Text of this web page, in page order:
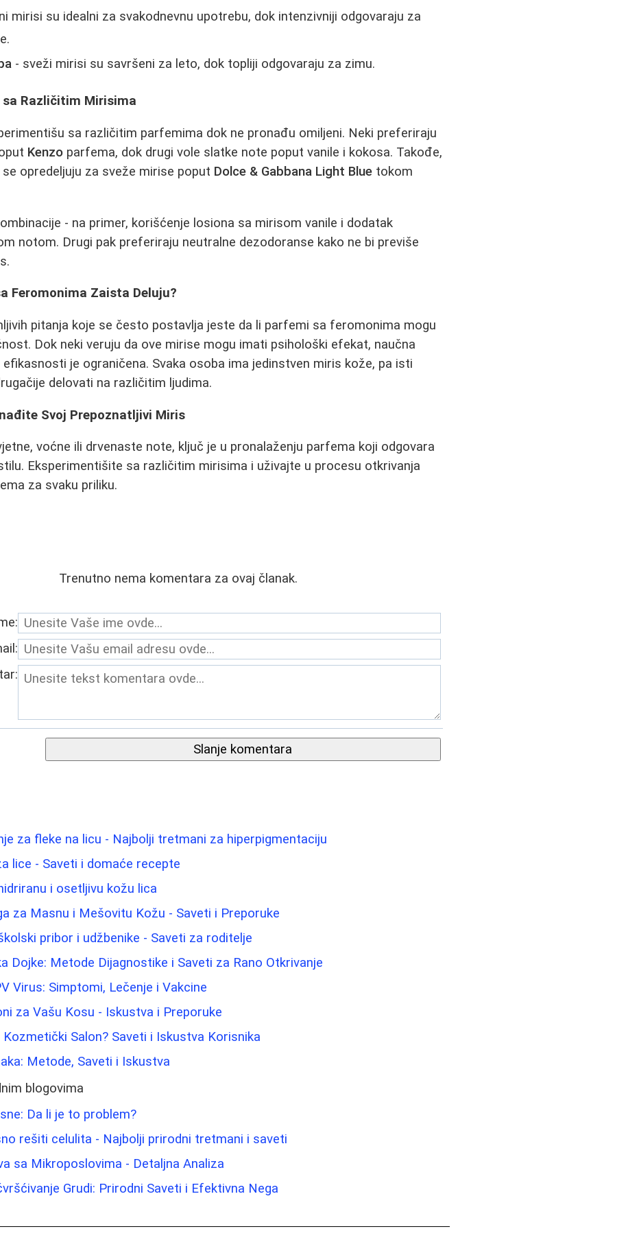
mirisi su idealni za svakodnevnu upotrebu, dok intenzivniji odgovaraju za
- sveži mirisi su savršeni za leto, dok topliji odgovaraju za zimu.
Različitim Mirisima
sa različitim parfemima dok ne pronađu omiljeni. Neki preferiraju
Kenzo parfema, dok drugi vole slatke note poput vanile i kokosa. Takođe,
opredeljuju za sveže mirise poput Dolce & Gabbana Light Blue tokom
- na primer, korišćenje losiona sa mirisom vanile i dodatak
notom. Drugi pak preferiraju neutralne dezodoranse kako ne bi previše
Feromonima Zaista Deluju?
pitanja koje se često postavlja jeste da li parfemi sa feromonima mogu
Dok neki veruju da ove mirise mogu imati psihološki efekat, naučna
je ograničena. Svaka osoba ima jedinstven miris kože, pa isti
delovati na različitim ljudima.
Svoj Prepoznatljivi Miris
voćne ili drvenaste note, ključ je u pronalaženju parfema koji odgovara
Eksperimentišite sa različitim mirisima i uživajte u procesu otkrivanja
za svaku priliku.
Trenutno nema komentara za ovaj članak.
Slanje komentara
za fleke na licu - Najbolji tretmani za hiperpigmentaciju
lice - Saveti i domaće recepte
i osetljivu kožu lica
za Masnu i Mešovitu Kožu - Saveti i Preporuke
pribor i udžbenike - Saveti za roditelje
Dojke: Metode Dijagnostike i Saveti za Rano Otkrivanje
Virus: Simptomi, Lečenje i Vakcine
za Vašu Kosu - Iskustva i Preporuke
Salon? Saveti i Iskustva Korisnika
Metode, Saveti i Iskustva
blogovima
Da li je to problem?
rešiti celulita - Najbolji prirodni tretmani i saveti
sa Mikroposlovima - Detaljna Analiza
Grudi: Prirodni Saveti i Efektivna Nega